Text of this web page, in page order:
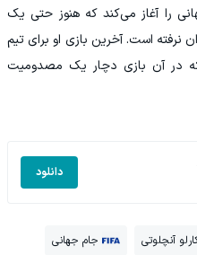
را آغاز می‌کند که هنوز حتی یک
نرفته است. آخرین بازی او برای تیم
۲۰۲۳ برمی‌گردد که در آن بازی دچار یک مصدومیت
دانلود
آنچلوتی جام جهانی